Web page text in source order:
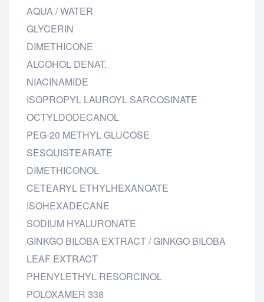
AQUA / WATER
GLYCERIN
DIMETHICONE
ALCOHOL DENAT.
NIACINAMIDE
ISOPROPYL LAUROYL SARCOSINATE
OCTYLDODECANOL
PEG-20 METHYL GLUCOSE
SESQUISTEARATE
DIMETHICONOL
CETEARYL ETHYLHEXANOATE
ISOHEXADECANE
SODIUM HYALURONATE
GINKGO BILOBA EXTRACT / GINKGO BILOBA
LEAF EXTRACT
PHENYLETHYL RESORCINOL
POLOXAMER 338